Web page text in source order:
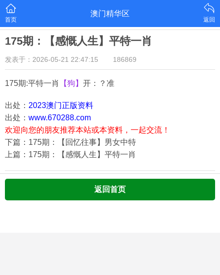
首页
澳门精华区
返回
175期：【感慨人生】平特一肖
发表于：2026-05-21 22:47:15 186869
175期:平特一肖 【狗】 开：？准
出处： 2023澳门正版资料
出处： www.670288.com
欢迎向您的朋友推荐本站或本资料，一起交流！
下篇：175期：【回忆往事】男女中特
上篇：175期：【感慨人生】平特一肖
返回首页